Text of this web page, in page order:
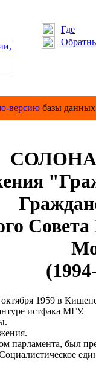
Где
версию базы
1959 в
истфака МГУ.
был